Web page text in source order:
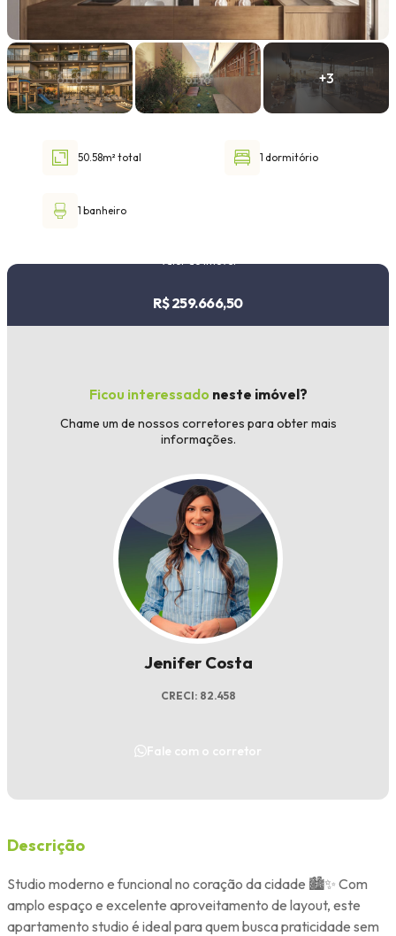
30.000,00até1.000.000,00 ou +
50.58m² total 1 dormitório
1 banheiro
R$ 259.666,50
Ficou interessado neste imóvel?
Chame um de nossos corretores para obter mais
informações.
Jenifer Costa
CRECI: 82.458
Fale com o corretor
Descrição
Studio moderno e funcional no coração da cidade 🏙️✨ Com
amplo espaço e excelente aproveitamento de layout, este
apartamento studio é ideal para quem busca praticidade sem